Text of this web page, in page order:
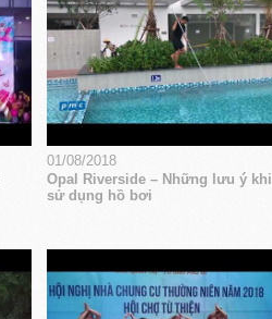
01/08/2018
Opal Riverside – Những lưu ý khi
sử dụng hồ bơi